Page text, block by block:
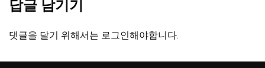
답글 남기기
댓글을 달기 위해서는 로그인해야합니다.